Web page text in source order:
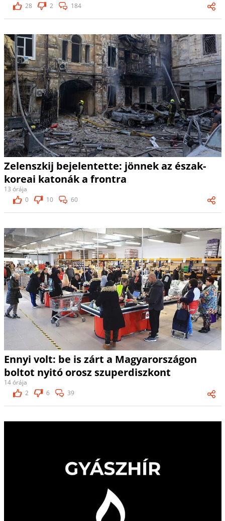
28 2 184
Zelenszkij bejelentette: jönnek az észak-
koreai katonák a frontra
13 órája
0
10 60
Ennyi volt: be is zárt a Magyarországon
boltot nyitó orosz szuperdiszkont
14 órája
2
6 39